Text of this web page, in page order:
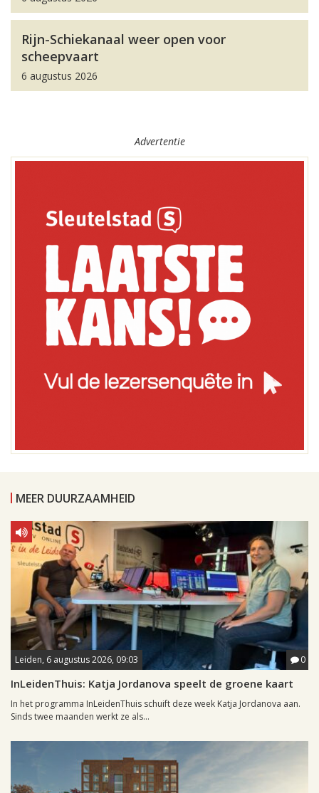
Rijn-Schiekanaal weer open voor
scheepvaart
6 augustus 2026
Advertentie
MEER DUURZAAMHEID
Leiden, 6 augustus 2026, 09:03 0
InLeidenThuis: Katja Jordanova speelt de groene kaart
In het programma InLeidenThuis schuift deze week Katja Jordanova aan.
Sinds twee maanden werkt ze als...